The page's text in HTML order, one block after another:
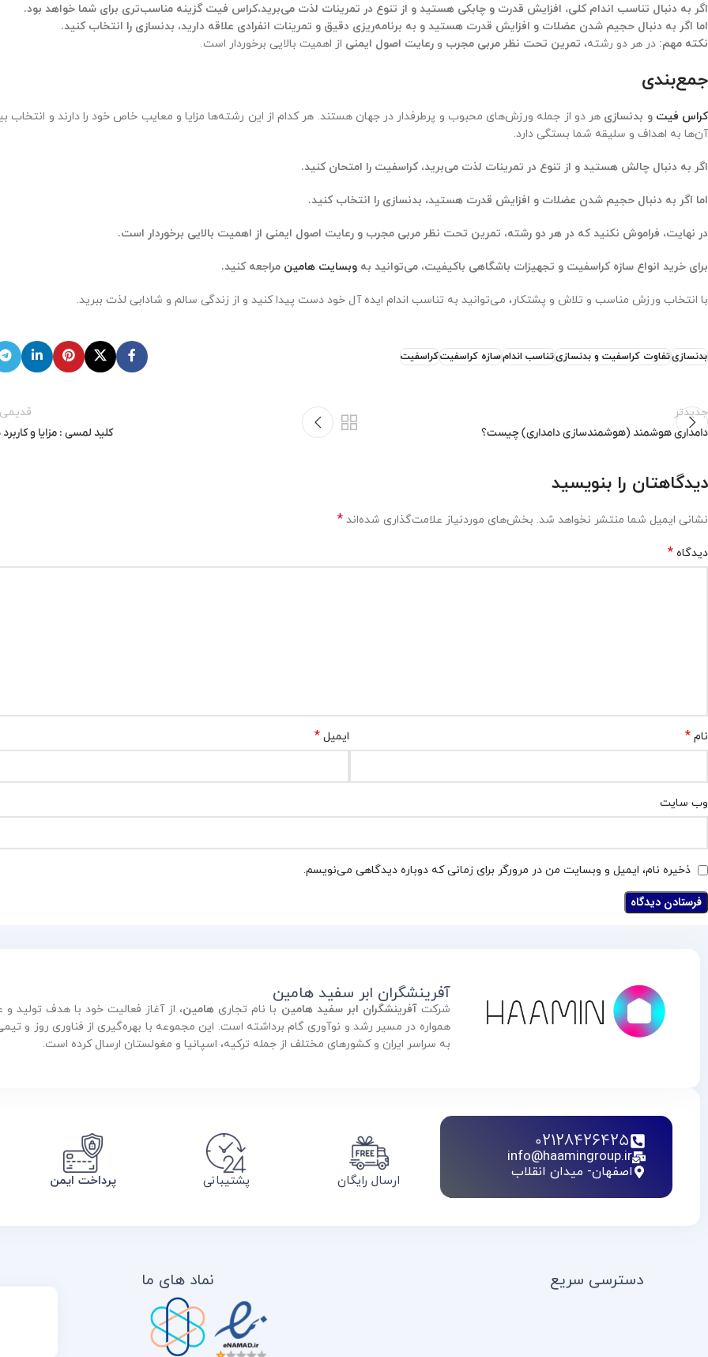
اگر به دنبال تناسب اندام کلی، افزایش قدرت و چابکی هستید و از تنوع در تمرینات لذت می‌برید،کراس فیت گزینه مناسب‌تری برای شما خواهد بود.
اما اگر به دنبال حجیم شدن عضلات و افزایش قدرت هستید و به برنامه‌ریزی دقیق و تمرینات انفرادی علاقه دارید، بدنسازی را انتخاب کنید.
نکته مهم: در هر دو رشته، تمرین تحت نظر مربی مجرب و رعایت اصول ایمنی از اهمیت بالایی برخوردار است.
جمع‌بندی
کراس فیت و بدنسازی هر دو از جمله ورزش‌های محبوب و پرطرفدار در جهان هستند. هر کدام از این رشته‌ها مزایا و معایب خاص خود را دارند و انتخاب
آن‌ها به اهداف و سلیقه شما بستگی دارد.
اگر به دنبال چالش هستید و از تنوع در تمرینات لذت می‌برید، کراسفیت را امتحان کنید.
اما اگر به دنبال حجیم شدن عضلات و افزایش قدرت هستید، بدنسازی را انتخاب کنید.
در نهایت، فراموش نکنید که در هر دو رشته، تمرین تحت نظر مربی مجرب و رعایت اصول ایمنی از اهمیت بالایی برخوردار است.
برای خرید انواع سازه کراسفیت و تجهیزات باشگاهی باکیفیت، می‌توانید به وبسایت هامین مراجعه کنید.
با انتخاب ورزش مناسب و تلاش و پشتکار، می‌توانید به تناسب اندام ایده آل خود دست پیدا کنید و از زندگی سالم و شادابی لذت ببرید.
بدنسازیتفاوت کراسفیت و بدنسازیتناسب اندامسازه کراسفیتکراسفیت
جدیدتر
دامداری هوشمند (هوشمندسازی دامداری) چیست؟
کلید لمسی : مزایا و
دیدگاهتان را بنویسید
نشانی ایمیل شما منتشر نخواهد شد. بخش‌های موردنیاز علامت‌گذاری شده‌اند *
دیدگاه *
نام * ایمیل*
وب‌ سایت
ذخیره نام، ایمیل و وبسایت من در مرورگر برای زمانی که دوباره دیدگاهی می‌نویسم.
02128426425
info@haamingroup.ir
اصفهان- میدان انقلاب
ارسال رایگان پشتیبانی پرداخت ایمن
آفرینشگران ابر سفید هامین
شرکتآفرینشگران ابر سفید هامین با نام تجاری هامین، از آغاز فعالیت خود با هدف
به سراسر ایران و کشورهای مختلف از جمله ترکیه، اسپانیا و مغولستان ارسال کرده است.
دسترسی سریع نماد های ما